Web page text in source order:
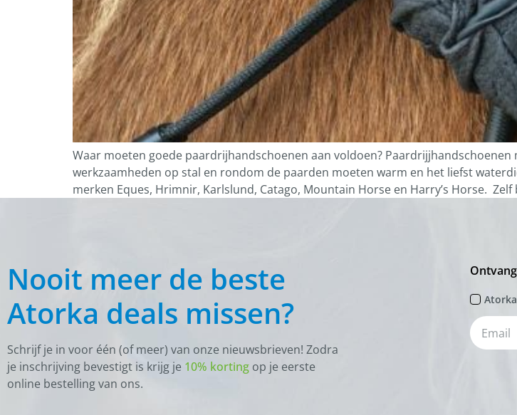
Waar moeten goede paardrijhandschoenen aan voldoen?
werkzaamheden op stal en rondom de paarden moeten warm en het liefst
merken Eques, Hrimnir, Karlslund, Catago, Mountain Horse en Harry’s Horse.
Nooit meer de beste
Atorka deals missen?
Schrijf je in voor één (of meer) van onze nieuwsbrieven! Zodra
je inschrijving bevestigt is krijg je 10% korting op je eerste
online bestelling van ons.